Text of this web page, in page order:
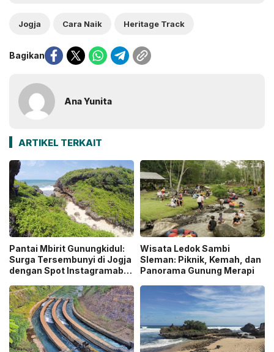
Jogja Cara Naik Heritage Track
Bagikan
Ana Yunita
ARTIKEL TERKAIT
Pantai Mbirit Gunungkidul:
Surga Tersembunyi di Jogja
dengan Spot Instagramable
Eksotis
Wisata Ledok Sambi
Sleman: Piknik, Kemah, dan
Panorama Gunung Merapi